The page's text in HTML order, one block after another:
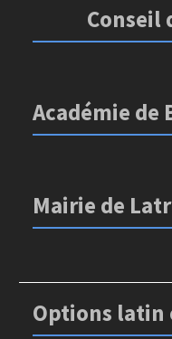
Conseil
Académie de
Mairie de
Options latin